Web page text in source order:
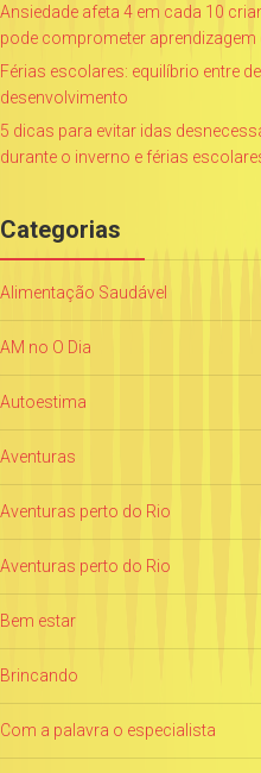
Ansiedade afeta 4 em cada 10
pode comprometer
Férias escolares: equilíbrio entre
desenvolvimento
5 dicas para evitar idas
durante o inverno e férias
Categorias
Alimentação Saudável
AM no O Dia
Autoestima
Aventuras
Aventuras perto do Rio
Aventuras perto do Rio
Bem estar
Brincando
Com a palavra o especialista